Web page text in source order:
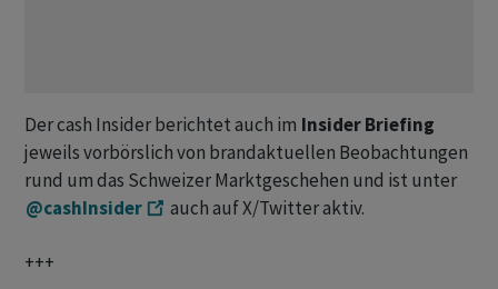
Der cash Insider berichtet auch im Insider Briefing
jeweils vorbörslich von brandaktuellen Beobachtungen
rund um das Schweizer Marktgeschehen und ist unter
@cashInsider
auch auf X/Twitter aktiv.
+++